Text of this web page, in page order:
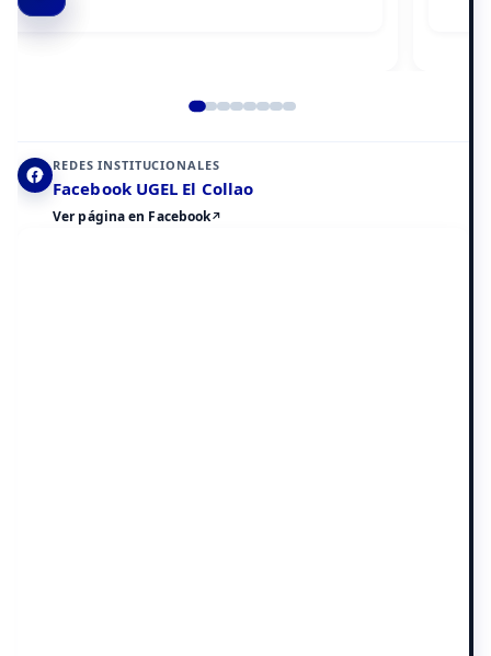
REDES INSTITUCIONALES
Facebook UGEL El Collao
Ver página en Facebook